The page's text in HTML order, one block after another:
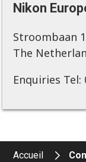
Nikon
Stroombaan
The
Enquiries Tel:
Accueil